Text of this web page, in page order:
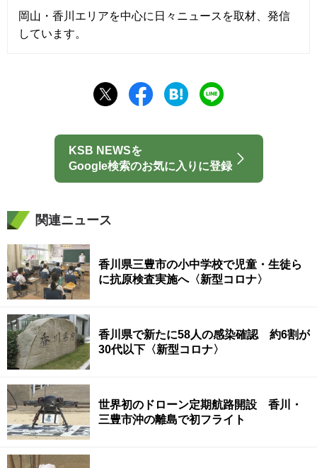
岡山・香川エリアを中心に日々ニュースを取材、発信
しています。
KSB NEWSを
Google検索のお気に入りに登録
関連ニュース
香川県三豊市の小中学校で児童・生徒ら
に抗原検査実施へ〈新型コロナ〉
香川県で新たに58人の感染確認 約6割が
30代以下〈新型コロナ〉
世界初のドローン定期航路開設 香川・
三豊市沖の離島で初フライト